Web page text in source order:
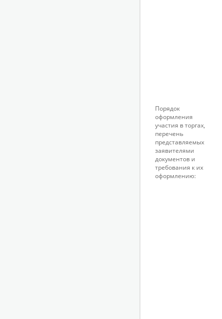
Порядок
оформления
участия в торгах,
перечень
представляемых
заявителями
документов и
требования к их
оформлению: